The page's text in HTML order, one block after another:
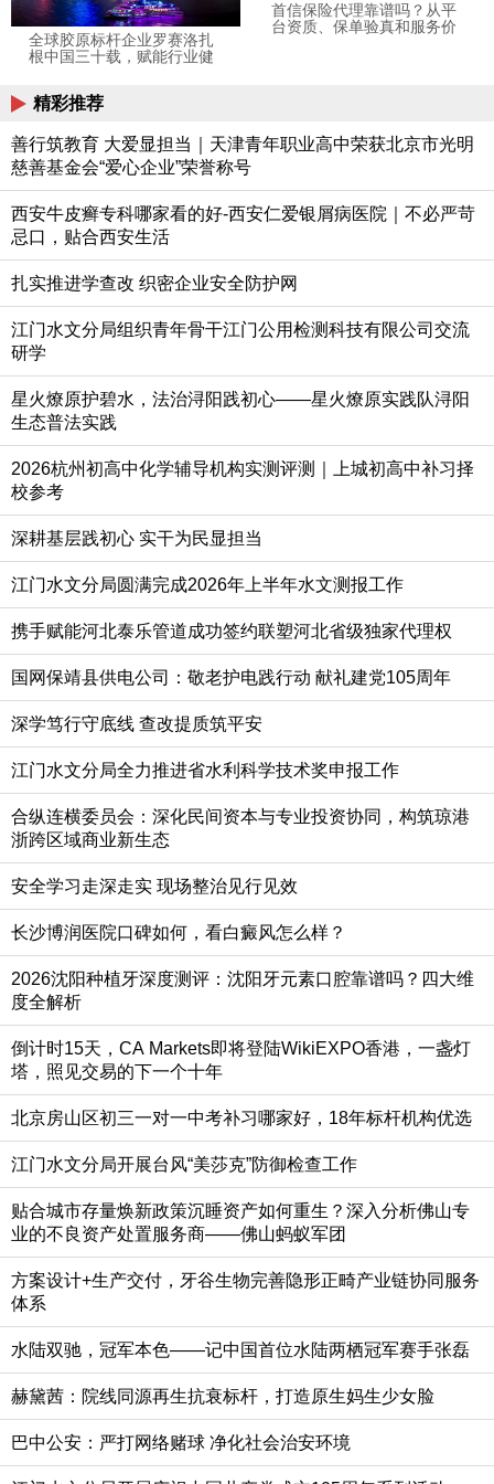
全球胶原标杆企业罗赛洛扎
根中国三十载，赋能行业健
首信保险代理靠谱吗？从平
台资质、保单验真和服务价
精彩推荐
善行筑教育 大爱显担当｜天津青年职业高中荣获北京市光明
慈善基金会“爱心企业”荣誉称号
西安牛皮癣专科哪家看的好-西安仁爱银屑病医院｜不必严苛
忌口，贴合西安生活
扎实推进学查改 织密企业安全防护网
江门水文分局组织青年骨干江门公用检测科技有限公司交流
研学
星火燎原护碧水，法治浔阳践初心——星火燎原实践队浔阳
生态普法实践
2026杭州初高中化学辅导机构实测评测｜上城初高中补习择
校参考
深耕基层践初心 实干为民显担当
江门水文分局圆满完成2026年上半年水文测报工作
携手赋能河北泰乐管道成功签约联塑河北省级独家代理权
国网保靖县供电公司：敬老护电践行动 献礼建党105周年
深学笃行守底线 查改提质筑平安
江门水文分局全力推进省水利科学技术奖申报工作
合纵连横委员会：深化民间资本与专业投资协同，构筑琼港
浙跨区域商业新生态
安全学习走深走实 现场整治见行见效
长沙博润医院口碑如何，看白癜风怎么样？
2026沈阳种植牙深度测评：沈阳牙元素口腔靠谱吗？四大维
度全解析
倒计时15天，CA Markets即将登陆WikiEXPO香港，一盏灯
塔，照见交易的下一个十年
北京房山区初三一对一中考补习哪家好，18年标杆机构优选
江门水文分局开展台风“美莎克”防御检查工作
贴合城市存量焕新政策沉睡资产如何重生？深入分析佛山专
业的不良资产处置服务商——佛山蚂蚁军团
方案设计+生产交付，牙谷生物完善隐形正畸产业链协同服务
体系
水陆双驰，冠军本色——记中国首位水陆两栖冠军赛手张磊
赫黛茜：院线同源再生抗衰标杆，打造原生妈生少女脸
巴中公安：严打网络赌球 净化社会治安环境